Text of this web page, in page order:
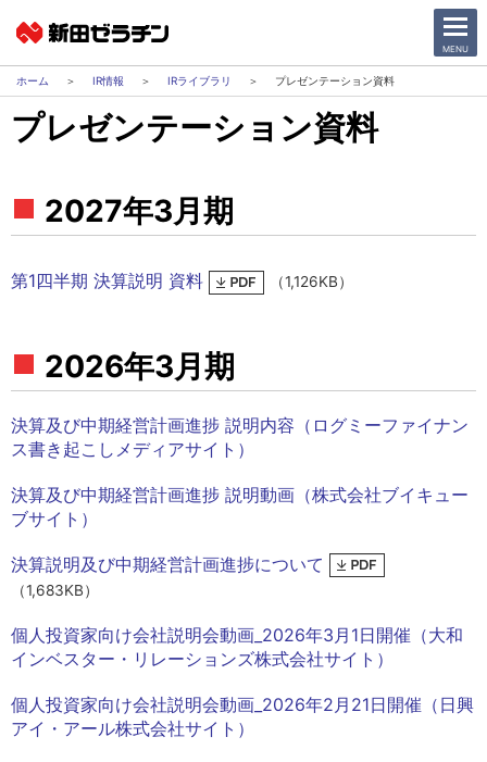
CLOSE
MENU
IR情報 IRライブラリ プレゼンテーション資料
プレゼンテーション資料
2027年3月期
第1四半期 決算説明 資料 （1,126KB）
2026年3月期
決算及び中期経営計画進捗 説明内容（ログミーファイナン
ス書き起こしメディアサイト）
決算及び中期経営計画進捗 説明動画（株式会社ブイキュー
ブサイト）
決算説明及び中期経営計画進捗について
（1,683KB）
個人投資家向け会社説明会動画_2026年3月1日開催（大和
インベスター・リレーションズ株式会社サイト）
個人投資家向け会社説明会動画_2026年2月21日開催（日興
アイ・アール株式会社サイト）
ニュース一覧
サステナビリティ
事業紹介
採用情報
日本語
中文 アクセス